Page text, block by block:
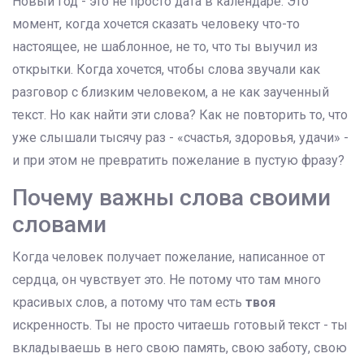
момент, когда хочется сказать человеку что-то
настоящее, не шаблонное, не то, что ты выучил из
открытки. Когда хочется, чтобы слова звучали как
разговор с близким человеком, а не как заученный
текст. Но как найти эти слова? Как не повторить то, что
уже слышали тысячу раз - «счастья, здоровья, удачи» -
и при этом не превратить пожелание в пустую фразу?
Почему важны слова своими
словами
Когда человек получает пожелание, написанное от
сердца, он чувствует это. Не потому что там много
красивых слов, а потому что там есть твоя
искренность. Ты не просто читаешь готовый текст - ты
вкладываешь в него свою память, свою заботу, свою